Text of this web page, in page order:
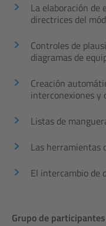
La elaboración de
directrices del
Controles de
diagramas de
Creación
interconexiones y
Listas de
Las herramientas
El intercambio de
Grupo de participantes